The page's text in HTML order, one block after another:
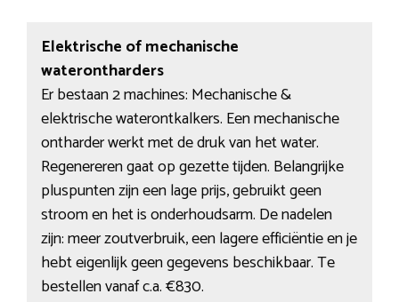
Elektrische of mechanische
waterontharders
Er bestaan 2 machines: Mechanische &
elektrische waterontkalkers. Een mechanische
ontharder werkt met de druk van het water.
Regenereren gaat op gezette tijden. Belangrijke
pluspunten zijn een lage prijs, gebruikt geen
stroom en het is onderhoudsarm. De nadelen
zijn: meer zoutverbruik, een lagere efficiëntie en je
hebt eigenlijk geen gegevens beschikbaar. Te
bestellen vanaf c.a. €830.